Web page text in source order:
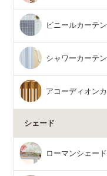
ビニールカーテン
シャワーカーテン
アコーディオン
シェード
ローマンシェード